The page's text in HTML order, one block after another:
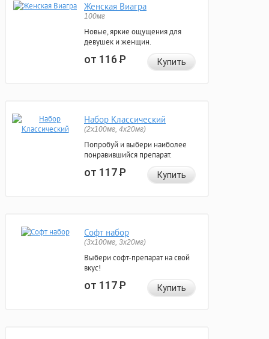
Женская Виагра
100мг
Новые, яркие ощущения для
девушек и женщин.
от 116Р Купить
Набор Классический
(2x100мг, 4x20мг)
Попробуй и выбери наиболее
понравившийся препарат.
от 117Р Купить
Софт набор
(3x100мг, 3x20мг)
Выбери софт-препарат на свой
вкус!
от 117Р Купить